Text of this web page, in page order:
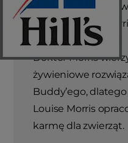
nerek, pan Frank
doktora Marka
Doktor Morris
żywieniowe
Buddy’ego,
Louise Morris
karmę dla zwierząt.